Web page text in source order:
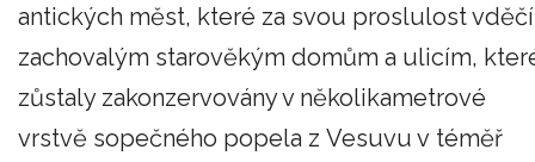
antických měst, které za svou proslulost vděčí
zachovalým starověkým domům a ulicím,
zůstaly zakonzervovány v několikametrové
vrstvě sopečného popela z Vesuvu v téměř